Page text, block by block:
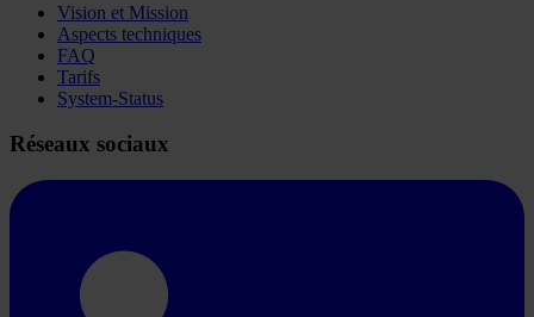
Vision et Mission
Aspects techniques
FAQ
Tarifs
System-Status
Réseaux sociaux